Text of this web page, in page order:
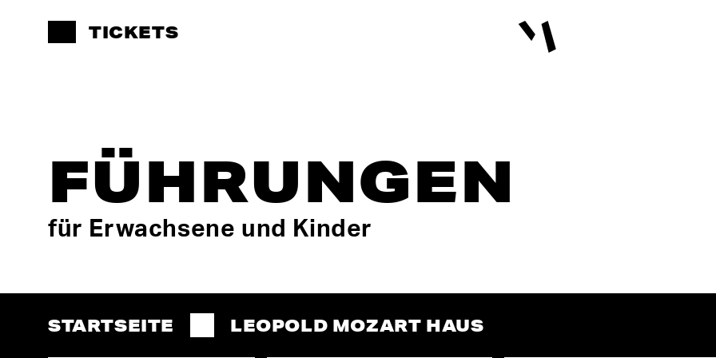
TICKETS
FÜHRUNGEN
für Erwachsene und Kinder
STARTSEITE LEOPOLD MOZART HAUS